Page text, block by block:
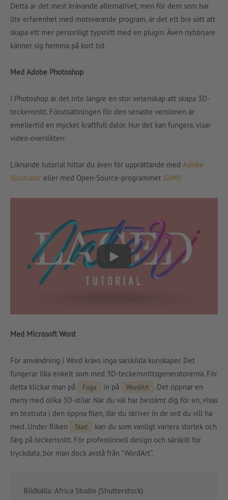
Detta är det mest krävande alternativet, men för dem som har
lite erfarenhet med motsvarande program, är det ett bra sätt att
skapa ett mer personligt typsnitt med en plugin. Även nybörjare
känner sig hemma på kort tid.
Med Adobe Photoshop
I Photoshop är det inte längre en stor vetenskap att skapa 3D-
teckensnitt. Förutsättningen för den senaste versionen är
emellertid en mycket kraftfull dator. Hur det kan fungera, visar
video-översikten:
Liknande tutorial hittar du även för upprättande med Adobe
Illustrator eller med Open-Source-programmet GIMP.
Med Microsoft Word
För användning i Word krävs inga särskilda kunskaper. Det
fungerar lika enkelt som med 3D-teckensnittsgeneratorerna. För
detta klickar man på
Foga in på WordArt
. Det öppnar en
meny med olika 3D-stilar. När du väl har bestämt dig för en, visas
en textruta i den öppna filen, där du skriver in de ord du vill ha
med. Under fliken
Start
kan du som vanligt variera storlek och
färg på teckensnitt. För professionell design och särskilt för
tryckdata, bör man dock avstå från ”WordArt”.
Bildkälla: Africa Studio (Shutterstock)